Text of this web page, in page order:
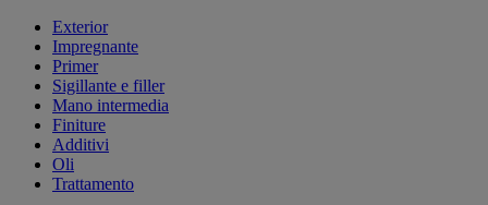
Exterior
Impregnante
Primer
Sigillante e filler
Mano intermedia
Finiture
Additivi
Oli
Trattamento